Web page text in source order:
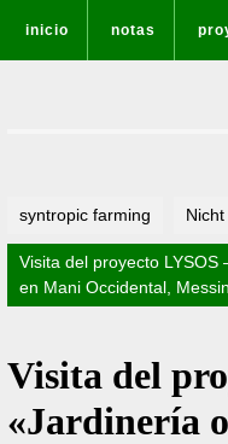
inicio notas
syntropic farming
Visita del proyecto
en Mani Occidental,
Visita del
«Jardinería